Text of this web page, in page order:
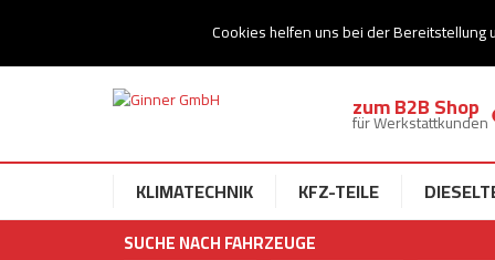
Cookies helfen uns bei der Bereitstellung
Ihr Speziallist für Dieseltechnik
zum B2B Shop
für Werkstattkunden
KLIMATECHNIK KFZ-TEILE
SUCHE NACH FAHRZEUGE